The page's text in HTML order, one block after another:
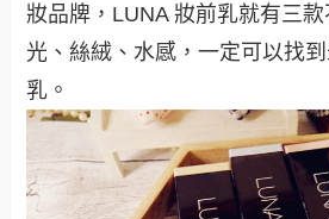
妝品牌，LUNA 妝前乳就有三
光、絲絨、水感，一定可以找
乳。